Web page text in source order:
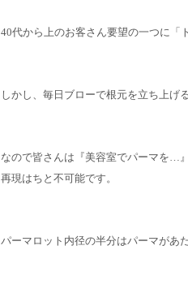
40代から上のお客さん要望の一つに「
しかし、毎日ブローで根元を立ち上げ
なので皆さんは『美容室でパーマを…
再現はちと不可能です。
パーマロット内径の半分はパーマがあ